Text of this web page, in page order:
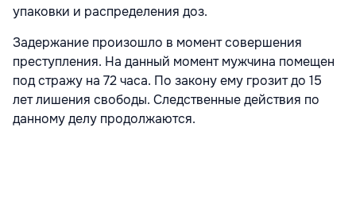
упаковки и распределения доз.
Задержание произошло в момент совершения
преступления. На данный момент мужчина помещен
под стражу на 72 часа. По закону ему грозит до 15
лет лишения свободы. Следственные действия по
данному делу продолжаются.